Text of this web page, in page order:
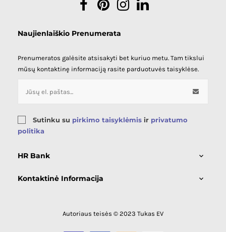
FacebookPinterestInstagram
Naujienlaiškio Prenumerata
Prenumeratos galėsite atsisakyti bet kuriuo metu. Tam tikslui
mūsų kontaktinę informaciją rasite parduotuvės taisyklėse.
Sutinku su pirkimo taisyklėmis ir privatumo
politika
HR Bank 
Kontaktinė Informacija 
Autoriaus teisės © 2023 Tukas EV